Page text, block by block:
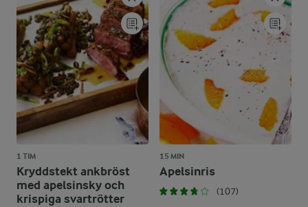
1 TIM
Kryddstekt ankbröst
med apelsinsky och
krispiga svartrötter
15 MIN
Apelsinris
(107)